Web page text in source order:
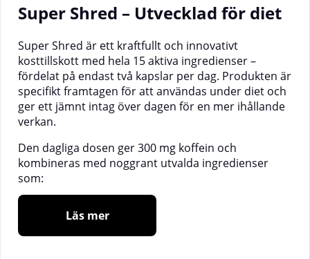
Super Shred – Utvecklad för diet
Super Shred är ett kraftfullt och innovativt
kosttillskott med hela 15 aktiva ingredienser –
fördelat på endast två kapslar per dag. Produkten är
specifikt framtagen för att användas under diet och
ger ett jämnt intag över dagen för en mer ihållande
verkan.
Den dagliga dosen ger 300 mg koffein och
kombineras med noggrant utvalda ingredienser
som:
Läs mer